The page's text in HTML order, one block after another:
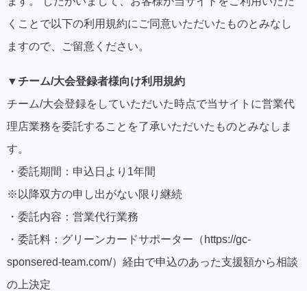
くことで以下の利用規約にご同意いただいたものとみなし
ますので、ご留意ください。
▼チーム/大会登録者様向け利用規約
チーム/大会登録をしていただいた時点で当サイトに営業代
理店業務を委託することを了承いただいたものとみなしま
す。
・委託期間：申込日より1年間
※以降双方の申し出がない限り継続
・委託内容：営業代行業務
・委託料：グリーンカードサポーター（https://gc-
sponsered-team.com/）経由で申込のあった支援額から相談
の上決定